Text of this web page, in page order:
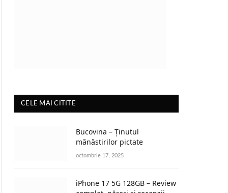
CELE MAI CITITE
Bucovina – Ținutul
mănăstirilor pictate
octombrie 17, 2025
iPhone 17 5G 128GB – Review